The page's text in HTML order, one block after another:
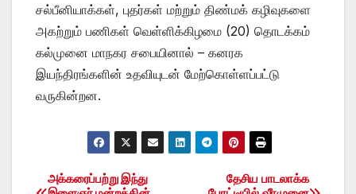
சல்பீனியாக்கள், புதர்கள் மற்றும் திண்மக் கழிவுகளை
அகற்றும் பணிகள் வெள்ளிக்கிழமை (20) தொடக்கம்
கல்முனை மாநகர சபையினால் – கனரக
இயந்திரங்களின் உதவியுடன் மேற்கொள்ளப்பட்டு
வருகின்றன.
Post
தேசிய பாடலாக்க
அக்கரைப்பற்று இந்து